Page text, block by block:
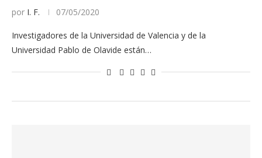
por I. F. 07/05/2020
Investigadores de la Universidad de Valencia y de la
Universidad Pablo de Olavide están…